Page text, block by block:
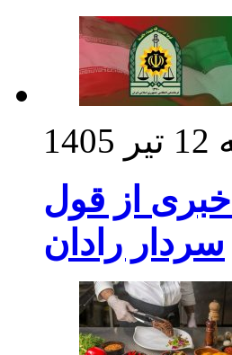
12 تیر 1405
از قول
سردار رادان